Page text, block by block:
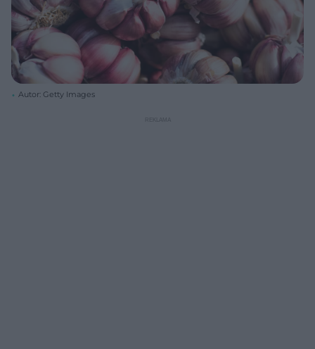
Autor: Getty Images